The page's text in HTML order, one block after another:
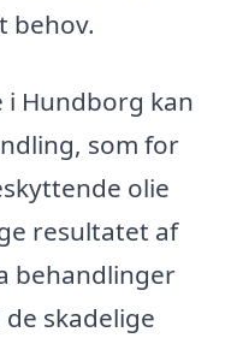
behov.
Hundborg kan
som for
olie
resultatet af
behandlinger
skadelige